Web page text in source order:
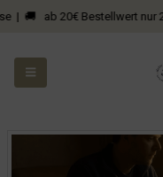
ab 20€ Bestellwert nur